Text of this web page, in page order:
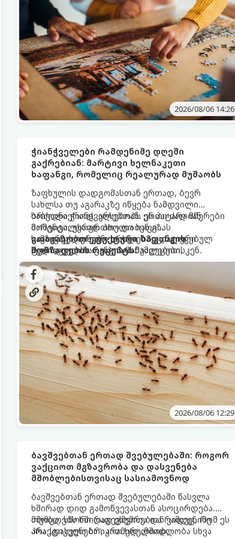
სწორ ტაქტიკას არ გამოიყენებთ.
2026/08/06 14:26
ჭიანჭველები რამდენიმე დღეში
გაქრებიან: მარტივი ხელნაკეთი
ხაფანგი, რომელიც რეალურად მუშაობს
ზაფხულის დადგომასთან ერთად, ბევრ
სახლსა თუ აგარაკზე იწყება ნამდვილი
ბრძოლა ჭიანჭველებთან. ეს პატარა მწერები
მომენტალურად პოულობენ გზას
სამზარეულოსკენ, დახლებზე დატოვებულ
ტკბილეულსა თუ პურის ნამცეცებისკენ.
მართალია, ბაზარზე უამრავი ქიმიური სპრეი
და შხამქიმიკატი იყიდება, თუმცა ბევრს
ერიდება მათი გამოყენება სამზარეულოში,
განსაკუთრებით მაშინ, თუ სახლში პატარა
ბავშვები ან შინაური ცხოველები არიან.
საბედნიეროდ, არსებობს ერთი ძალიან
მარტივი, უსაფრთხო და იაფი
საყოფაცხოვრებო ხრიკი. სპეციალური
ხელნაკეთი ხაფანგის საშუალებით,
ჭიანჭველების მთელ კოლონიას სულ
რამდენიმე დღეში დაამარცხებთ.
გთავაზობთ ეფექტური ხაფანგის
მომზადების რეცეპტს:
2026/08/06 12:29
ბავშვებთან ერთად შვებულებაში: როგორ
ვაქციოთ მგზავრობა და დასვენება
მშობლებისთვისაც სასიამოვნოდ
ბავშვებთან ერთად შვებულებაში წასვლა
ხშირად დიდ გამოწვევასთან ასოცირდება.
მშობლებს ხშირად ეხუმრებიან კიდეც, რომ ეს
არა „დასვენება“, არამედ „მშობლობა სხვა
თუმცა, სწორი დაგეგმვითა და რამდენიმე
პრაქტიკული ხრიკით სრულიად